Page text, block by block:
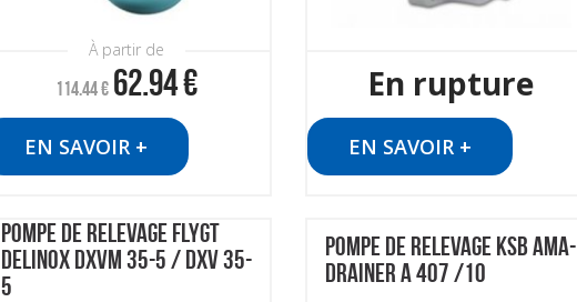
À partir de
114.44€ 62.94€
EN SAVOIR +
En rupture
EN SAVOIR +
POMPE DE RELEVAGE FLYGT
DELINOX DXVM 35-5 / DXV 35-
5
POMPE DE RELEVAGE KSB AMA-
DRAINER A 407 /10